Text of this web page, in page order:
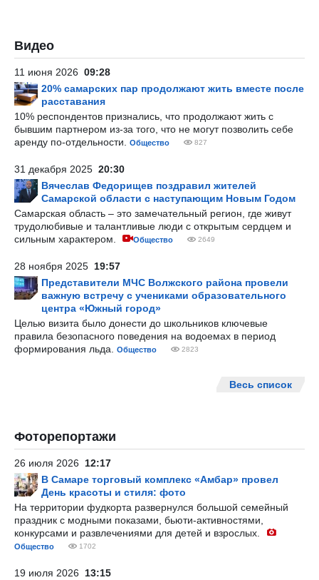
Видео
11 июня 2026 09:28
20% самарских пар продолжают жить вместе после
расставания
10% респондентов признались, что продолжают жить с
бывшим партнером из-за того, что не могут позволить себе
аренду по-отдельности.
Общество 827
31 декабря 2025 20:30
Вячеслав Федорищев поздравил жителей
Самарской области с наступающим Новым Годом
Самарская область – это замечательный регион, где живут
трудолюбивые и талантливые люди с открытым сердцем и
сильным характером.
Общество 2649
28 ноября 2025 19:57
Представители МЧС Волжского района провели
важную встречу с учениками образовательного
центра «Южный город»
Целью визита было донести до школьников ключевые
правила безопасного поведения на водоемах в период
формирования льда.
Общество 2823
Весь список
Фоторепортажи
26 июля 2026 12:17
В Самаре торговый комплекс «Амбар» провел
День красоты и стиля: фото
На территории фудкорта развернулся большой семейный
праздник с модными показами, бьюти-активностями,
конкурсами и развлечениями для детей и взрослых.
Общество 1702
19 июля 2026 13:15